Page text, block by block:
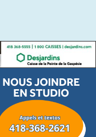
NOUS JOINDRE
EN STUDIO